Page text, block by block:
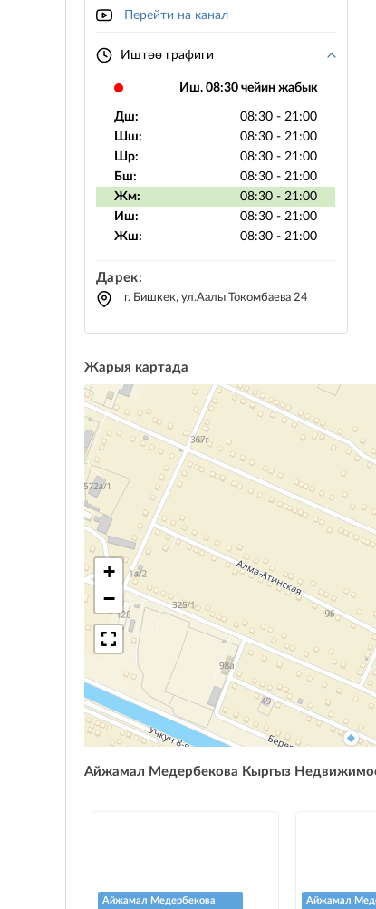
Перейти на канал
Иштөө графиги
Иш. 08:30 чейин жабык
Дш:
08:30 - 21:00
Шш:
08:30 - 21:00
Шр:
08:30 - 21:00
Бш:
08:30 - 21:00
Жм:
08:30 - 21:00
Иш:
08:30 - 21:00
Жш:
08:30 - 21:00
Дарек:
г. Бишкек, ул.Аалы Токомбаева 24
Жарыя картада
+
−
Айжамал Медербекова Кыргыз
Айжамал Медербекова
Айжамал